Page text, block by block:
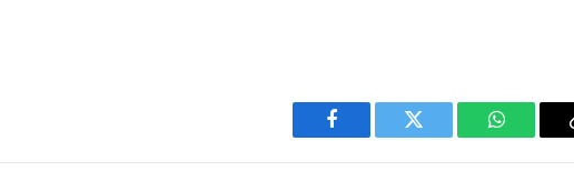
Facebook Twitter